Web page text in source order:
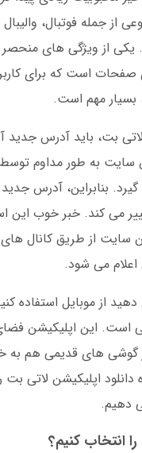
از جمله فوتبال، والیبال
یکی از ویژگی های
صفحات است که برای
بسیار مهم است.
بت، باید آدرس جدید
به طور مداوم توسط
بنابراین، آدرس
می کند. خبر خوب
سایت از طریق کانال
می شود.
از موبایل استفاده
است. این اپلیکیشن
گوشی های قدیمی هم به
دانلود اپلیکیشن لاتی
دهیم.
انتخاب کنیم؟